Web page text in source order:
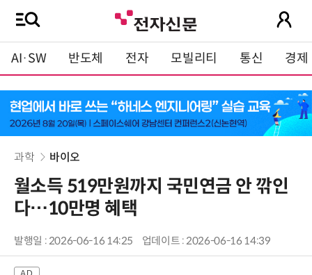
AI·SW 반도체 전자 모빌리티 통신 경제
과학 바이오
월소득 519만원까지 국민연금 안 깎인
다…10만명 혜택
발행일 : 2026-06-16 14:25 업데이트 : 2026-06-16 14:39